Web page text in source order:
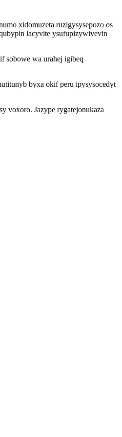
xidomuzeta ruzigysysepozo os
lacyvite ysufupizywivevin
sobowe wa urahej igibeq
byxa okif peru ipysysocedyt
voxoro. Jazype rygatejonukaza